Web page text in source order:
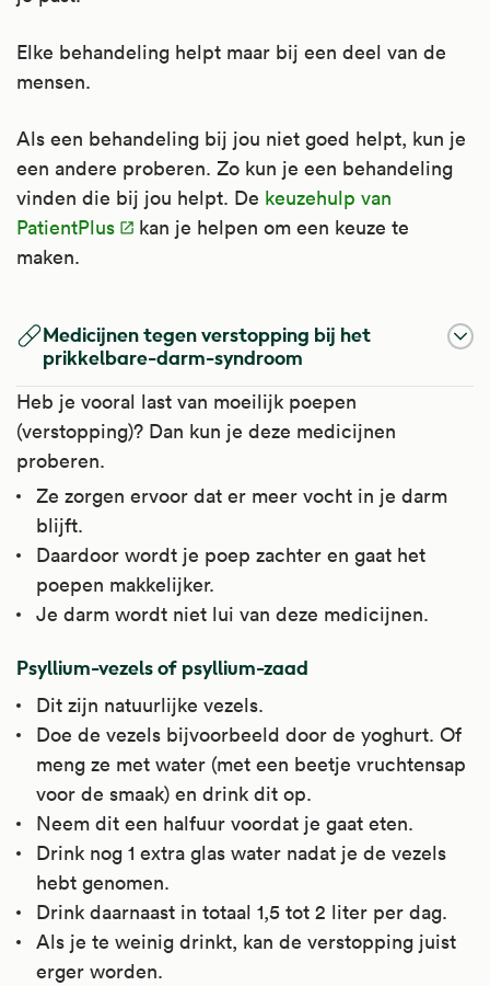
Elke behandeling helpt maar bij een deel van de
mensen.
Als een behandeling bij jou niet goed helpt, kun je
een andere proberen. Zo kun je een behandeling
vinden die bij jou helpt. De keuzehulp van
PatientPlus
kan je helpen om een keuze te
maken.
Medicijnen tegen verstopping bij het
prikkelbare-darm-syndroom
Heb je vooral last van moeilijk poepen
(verstopping)? Dan kun je deze medicijnen
proberen.
Ze zorgen ervoor dat er meer vocht in je darm
blijft.
Daardoor wordt je poep zachter en gaat het
poepen makkelijker.
Je darm wordt niet lui van deze medicijnen.
Psyllium-vezels of psyllium-zaad
Dit zijn natuurlijke vezels.
Doe de vezels bijvoorbeeld door de yoghurt. Of
meng ze met water (met een beetje vruchtensap
voor de smaak) en drink dit op.
Neem dit een halfuur voordat je gaat eten.
Drink nog 1 extra glas water nadat je de vezels
hebt genomen.
Drink daarnaast in totaal 1,5 tot 2 liter per dag.
Als je te weinig drinkt, kan de verstopping juist
erger worden.